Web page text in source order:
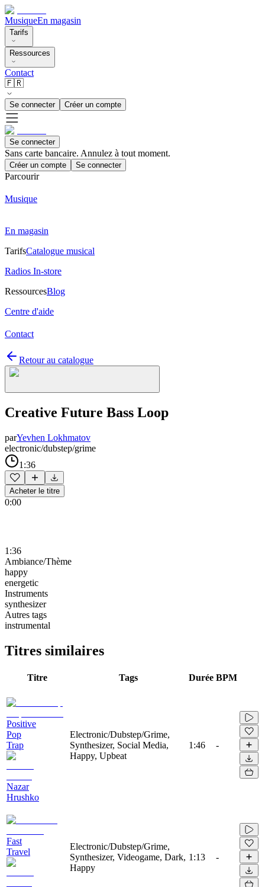
MusiqueEn magasin
Tarifs
Ressources
Contact
🇫🇷
Se connecter Créer un compte
Se connecter
Sans carte bancaire. Annulez à tout moment.
Créer un compte Se connecter
Parcourir
Musique
En magasin
TarifsCatalogue musical
Radios In-store
RessourcesBlog
Centre d'aide
Contact
Retour au catalogue
Creative Future Bass Loop
parYevhen Lokhmatov
electronic/dubstep/grime
1:36
Acheter le titre
0:00
1:36
Ambiance/Thème
happy
energetic
Instruments
synthesizer
Autres tags
instrumental
Titres similaires
Titre Tags Durée BPM
Positive
Pop
Trap
Nazar
Hrushko
Electronic/Dubstep/Grime,
Synthesizer, Social Media,
Happy, Upbeat
1:46 -
Fast
Travel
Electronic/Dubstep/Grime,
Synthesizer, Videogame, Dark,
Happy
1:13 -